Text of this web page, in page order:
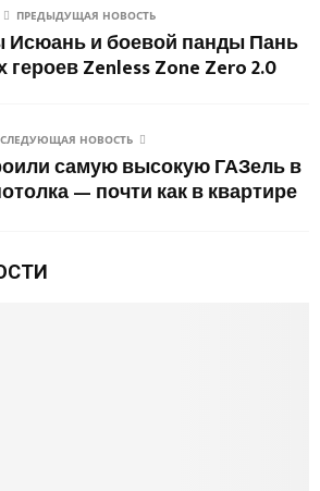
ПРЕДЫДУЩАЯ НОВОСТЬ
Исюань и боевой панды Пань
Zenless Zone Zero 2.0
СЛЕДУЮЩАЯ НОВОСТЬ
самую высокую ГАЗель в
— почти как в квартире